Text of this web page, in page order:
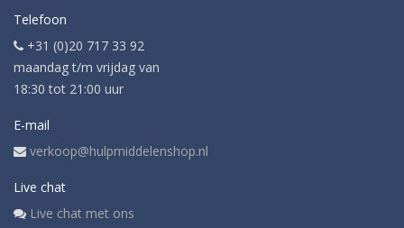
Telefoon
+31 (0)20 717 33 92
maandag t/m vrijdag van
18:30 tot 21:00 uur
E-mail
verkoop@hulpmiddelenshop.nl
Live chat
Live chat met ons